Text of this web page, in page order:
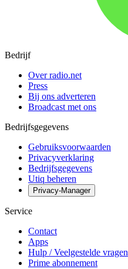
Bedrijf
Over radio.net
Press
Bij ons adverteren
Broadcast met ons
Bedrijfsgegevens
Gebruiksvoorwaarden
Privacyverklaring
Bedrijfsgegevens
Utiq beheren
Privacy-Manager
Service
Contact
Apps
Hulp / Veelgestelde vragen
Prime abonnement